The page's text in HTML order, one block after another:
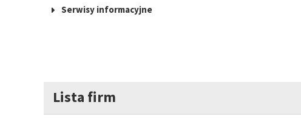
Serwisy informacyjne
Lista firm